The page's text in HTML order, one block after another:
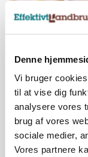
Denne
Vi bruger
til at vise dig
analysere vores
brug af vores
sociale medier,
Vores partnere
presser